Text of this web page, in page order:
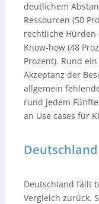
deutlichem
Ressourcen (50
rechtliche Hürden
Know-how (48
Prozent). Rund
Akzeptanz der
allgemein
rund jedem
an Use cases für
Deutschland fällt
Vergleich zurück.